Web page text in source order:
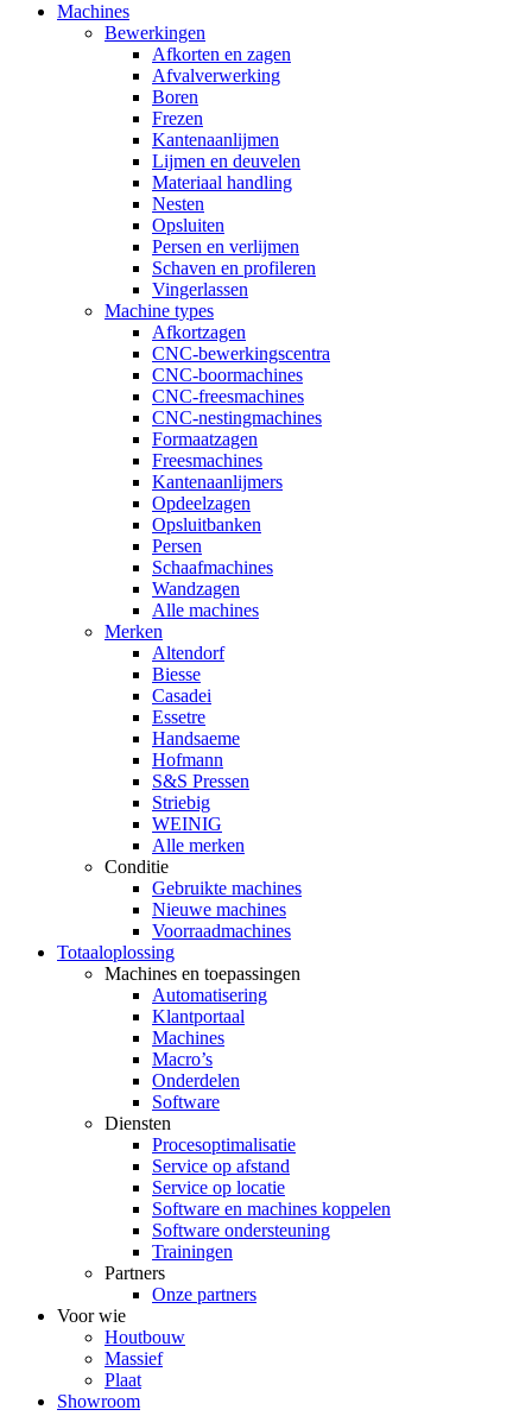
Machines
Bewerkingen
Afkorten en zagen
Afvalverwerking
Boren
Frezen
Kantenaanlijmen
Lijmen en deuvelen
Materiaal handling
Nesten
Opsluiten
Persen en verlijmen
Schaven en profileren
Vingerlassen
Machine types
Afkortzagen
CNC-bewerkingscentra
CNC-boormachines
CNC-freesmachines
CNC-nestingmachines
Formaatzagen
Freesmachines
Kantenaanlijmers
Opdeelzagen
Opsluitbanken
Persen
Schaafmachines
Wandzagen
Alle machines
Merken
Altendorf
Biesse
Casadei
Essetre
Handsaeme
Hofmann
S&S Pressen
Striebig
WEINIG
Alle merken
Conditie
Gebruikte machines
Nieuwe machines
Voorraadmachines
Totaaloplossing
Machines en toepassingen
Automatisering
Klantportaal
Machines
Macro’s
Onderdelen
Software
Diensten
Procesoptimalisatie
Service op afstand
Service op locatie
Software en machines koppelen
Software ondersteuning
Trainingen
Partners
Onze partners
Voor wie
Houtbouw
Massief
Plaat
Showroom